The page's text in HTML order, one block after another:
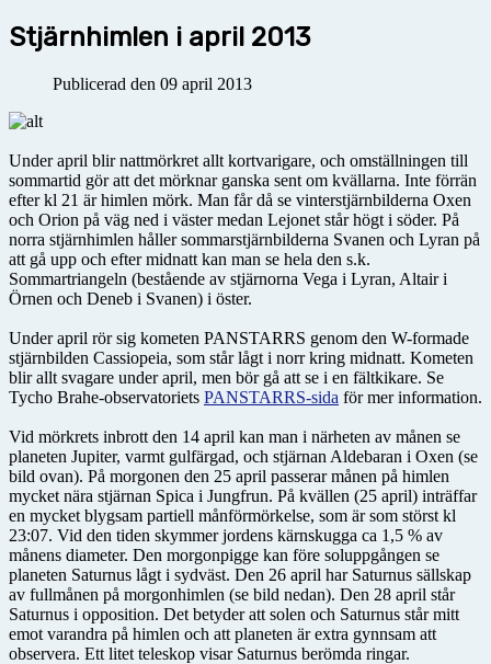
Stjärnhimlen i april 2013
Publicerad den 09 april 2013
Under april blir nattmörkret allt kortvarigare, och omställningen till
sommartid gör att det mörknar ganska sent om kvällarna. Inte förrän
efter kl 21 är himlen mörk. Man får då se vinterstjärnbilderna Oxen
och Orion på väg ned i väster medan Lejonet står högt i söder. På
norra stjärnhimlen håller sommarstjärnbilderna Svanen och Lyran på
att gå upp och efter midnatt kan man se hela den s.k.
Sommartriangeln (bestående av stjärnorna Vega i Lyran, Altair i
Örnen och Deneb i Svanen) i öster.
Under april rör sig kometen PANSTARRS genom den W-formade
stjärnbilden Cassiopeia, som står lågt i norr kring midnatt. Kometen
blir allt svagare under april, men bör gå att se i en fältkikare. Se
Tycho Brahe-observatoriets PANSTARRS-sida för mer information.
Vid mörkrets inbrott den 14 april kan man i närheten av månen se
planeten Jupiter, varmt gulfärgad, och stjärnan Aldebaran i Oxen (se
bild ovan). På morgonen den 25 april passerar månen på himlen
mycket nära stjärnan Spica i Jungfrun. På kvällen (25 april) inträffar
en mycket blygsam partiell månförmörkelse, som är som störst kl
23:07. Vid den tiden skymmer jordens kärnskugga ca 1,5 % av
månens diameter. Den morgonpigge kan före soluppgången se
planeten Saturnus lågt i sydväst. Den 26 april har Saturnus sällskap
av fullmånen på morgonhimlen (se bild nedan). Den 28 april står
Saturnus i opposition. Det betyder att solen och Saturnus står mitt
emot varandra på himlen och att planeten är extra gynnsam att
observera. Ett litet teleskop visar Saturnus berömda ringar.